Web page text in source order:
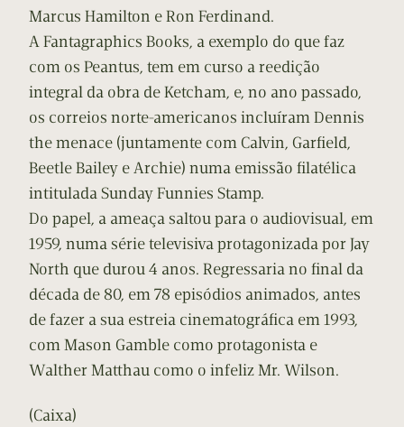
Marcus Hamilton e Ron Ferdinand.
A Fantagraphics Books, a exemplo do que faz
com os Peantus, tem em curso a reedição
integral da obra de Ketcham, e, no ano passado,
os correios norte-americanos incluíram Dennis
the menace (juntamente com Calvin, Garfield,
Beetle Bailey e Archie) numa emissão filatélica
intitulada Sunday Funnies Stamp.
Do papel, a ameaça saltou para o audiovisual, em
1959, numa série televisiva protagonizada por Jay
North que durou 4 anos. Regressaria no final da
década de 80, em 78 episódios animados, antes
de fazer a sua estreia cinematográfica em 1993,
com Mason Gamble como protagonista e
Walther Matthau como o infeliz Mr. Wilson.
(Caixa)